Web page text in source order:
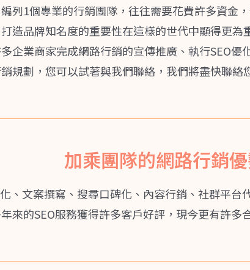
列1個專業的行銷團隊，往往需要花費許多資金
造品牌知名度的重要性在這樣的世代中顯得更
企業商家完成網路行銷的宣傳推廣、執行SEO
規劃，您可以試著與我們聯絡，我們將盡快聯絡
加乘團隊的網路行銷
、文案撰寫、搜尋口碑化、內容行銷、社群平
來的SEO服務獲得許多客戶好評，現今更有許多